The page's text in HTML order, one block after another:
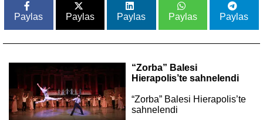
Paylas Paylas Paylas Paylas Paylas
“Zorba” Balesi
Hierapolis’te sahnelendi
“Zorba” Balesi Hierapolis’te
sahnelendi